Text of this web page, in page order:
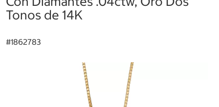
Tonos de 14K
#1862783